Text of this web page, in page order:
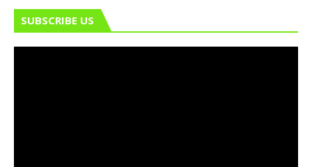
SUBSCRIBE US